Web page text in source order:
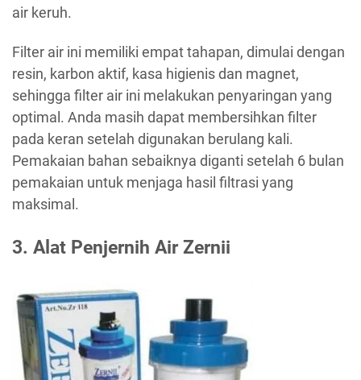
air keruh.
Filter air ini memiliki empat tahapan, dimulai dengan
resin, karbon aktif, kasa higienis dan magnet,
sehingga filter air ini melakukan penyaringan yang
optimal. Anda masih dapat membersihkan filter
pada keran setelah digunakan berulang kali.
Pemakaian bahan sebaiknya diganti setelah 6 bulan
pemakaian untuk menjaga hasil filtrasi yang
maksimal.
3. Alat Penjernih Air Zernii